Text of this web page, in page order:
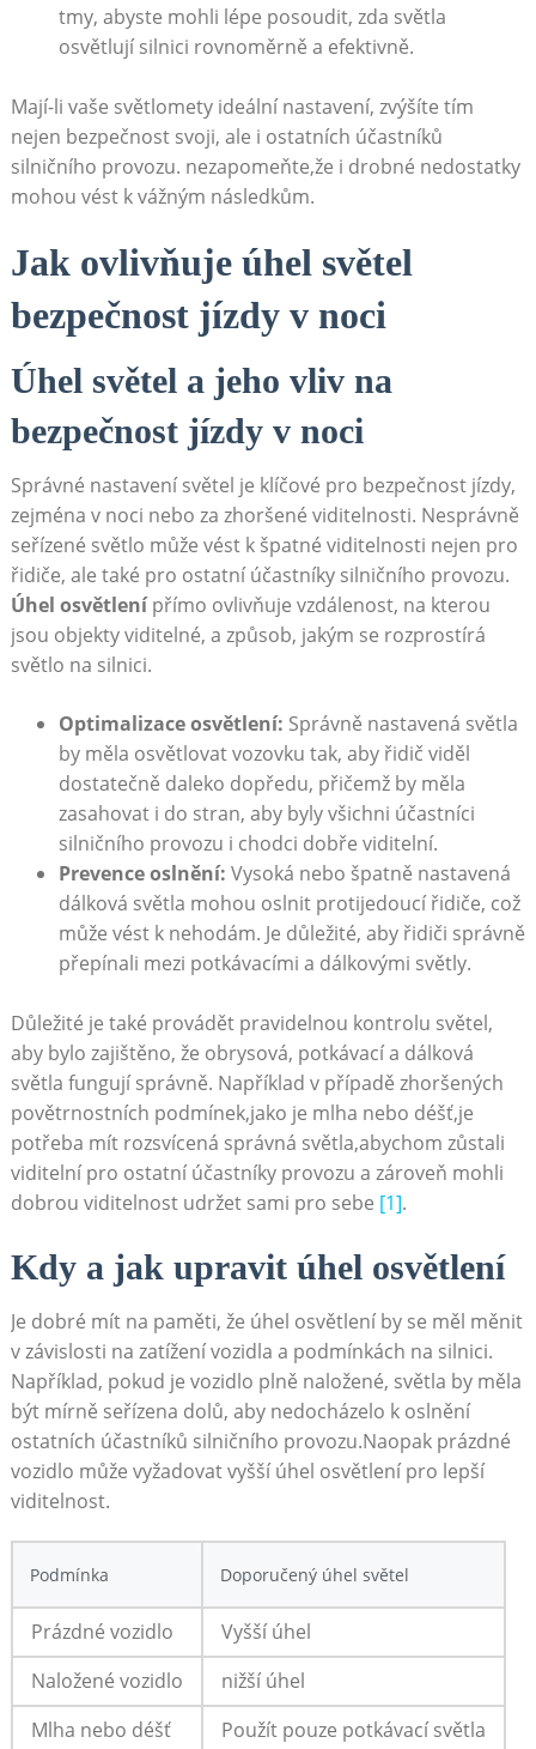
tmy, abyste mohli lépe posoudit, zda světla
osvětlují silnici rovnoměrně a efektivně.
Mají-li vaše světlomety ideální nastavení, zvýšíte tím
nejen bezpečnost svoji, ale i ostatních účastníků
silničního provozu. nezapomeňte,že i drobné nedostatky
mohou vést k vážným následkům.
Jak ovlivňuje úhel světel
bezpečnost jízdy v noci
Úhel světel a jeho vliv na
bezpečnost jízdy v noci
Správné nastavení světel je klíčové pro bezpečnost jízdy,
zejména v noci nebo za zhoršené viditelnosti. Nesprávně
seřízené světlo může vést k špatné viditelnosti nejen pro
řidiče, ale také pro ostatní účastníky silničního provozu.
Úhel osvětlenípřímo ovlivňuje vzdálenost, na kterou
jsou objekty viditelné, a způsob, jakým se rozprostírá
světlo na silnici.
Optimalizace osvětlení: Správně nastavená světla
by měla osvětlovat vozovku tak, aby řidič viděl
dostatečně daleko dopředu, přičemž by měla
zasahovat i do stran, aby byly všichni účastníci
silničního provozu i chodci dobře viditelní.
Prevence oslnění: Vysoká nebo špatně nastavená
dálková světla mohou oslnit protijedoucí řidiče, což
může vést k nehodám. Je důležité, aby řidiči správně
přepínali mezi potkávacími a dálkovými světly.
Důležité je také provádět pravidelnou kontrolu světel,
aby bylo zajištěno, že obrysová, potkávací a dálková
světla fungují správně. Například v případě zhoršených
povětrnostních podmínek,jako je mlha nebo déšť,je
potřeba mít rozsvícená správná světla,abychom zůstali
viditelní pro ostatní účastníky provozu a zároveň mohli
dobrou viditelnost udržet sami pro sebe [1].
Kdy a jak upravit úhel osvětlení
Je dobré mít na paměti, že úhel osvětlení by se měl měnit
v závislosti na zatížení vozidla a podmínkách na silnici.
Například, pokud je vozidlo plně naložené, světla by měla
být mírně seřízena dolů, aby nedocházelo k oslnění
ostatních účastníků silničního provozu.Naopak prázdné
vozidlo může vyžadovat vyšší úhel osvětlení pro lepší
viditelnost.
Podmínka Doporučený úhel světel
Prázdné vozidlo
Vyšší úhel
Naložené vozidlo
nižší úhel
Mlha nebo déšť
Použít pouze potkávací světla